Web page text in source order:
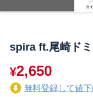
spira ft.尾崎ドミ
¥2,650
無料登録して値